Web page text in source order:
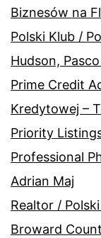
Biznesów na
Polski Klub /
Hudson,
Prime Credit
Kredytowej –
Priority
Professional
Adrian Maj
Realtor /
Broward